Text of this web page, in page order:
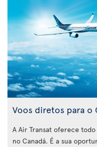
Voos diretos para o
A Air Transat oferece
no Canadá. É a sua